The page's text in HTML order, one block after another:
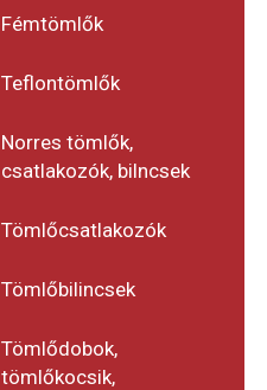
Fémtömlők
Teflontömlők
Norres tömlők,
csatlakozók, bilncsek
Tömlőcsatlakozók
Tömlőbilincsek
Tömlődobok,
tömlőkocsik,